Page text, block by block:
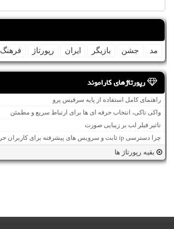
مد جشن بازیگر ایران رپورتاژ فرهنگ
رپورتاژهای کاراموند
راهنمای کامل استفاده از پایه سرفیس پرو
واکی تاکی، انتخاب حرفه ای ها برای ارتباط سریع و مطمئن
تاثیر فیلر لب بر زیبایی صورت
چرا دسترسی ip ثابت و سرویس های پیشرفته برای کاربران حرفه ای ضروری است؟
بقیه رپورتاژ ها